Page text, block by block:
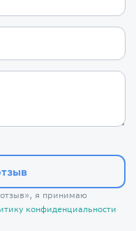
я принимаю
конфиденциальности